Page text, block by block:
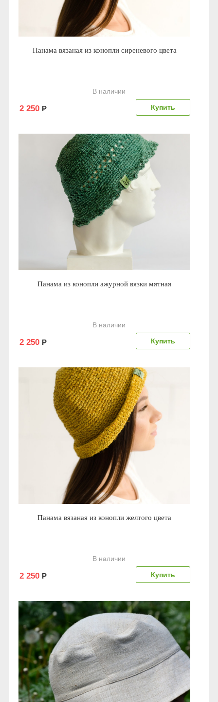
Панама вязаная из конопли сиреневого цвета
В наличии
2 250 Р
Панама из конопли ажурной вязки мятная
В наличии
2 250 Р
Панама вязаная из конопли желтого цвета
В наличии
2 250 Р